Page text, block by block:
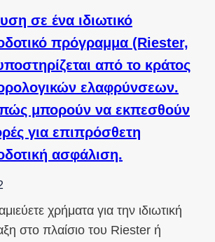
σε ένα ιδιωτικό
πρόγραμμα (Riester,
από το κράτος
ελαφρύνσεων.
μπορούν να εκπεσθούν
για επιπρόσθετη
ασφάλιση.
χρήματα για την ιδιωτική
στο πλαίσιο του Riester ή